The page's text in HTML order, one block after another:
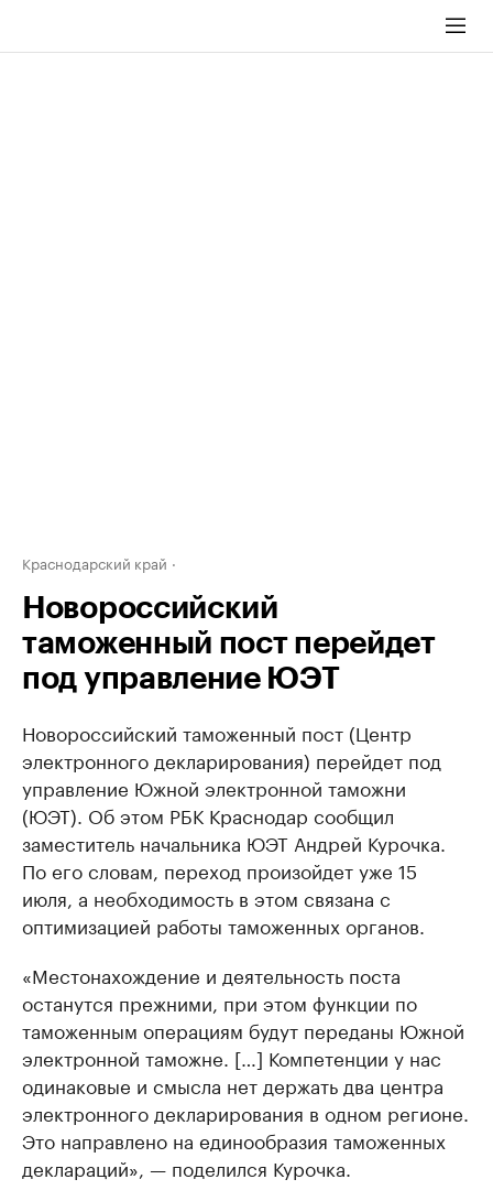
Краснодарский край
Новороссийский
таможенный пост перейдет
под управление ЮЭТ
Новороссийский таможенный пост (Центр
электронного декларирования) перейдет под
управление Южной электронной таможни
(ЮЭТ). Об этом РБК Краснодар сообщил
заместитель начальника ЮЭТ Андрей Курочка.
По его словам, переход произойдет уже 15
июля, а необходимость в этом связана с
оптимизацией работы таможенных органов.
«Местонахождение и деятельность поста
останутся прежними, при этом функции по
таможенным операциям будут переданы Южной
электронной таможне. […] Компетенции у нас
одинаковые и смысла нет держать два центра
электронного декларирования в одном регионе.
Это направлено на единообразия таможенных
деклараций», — поделился Курочка.